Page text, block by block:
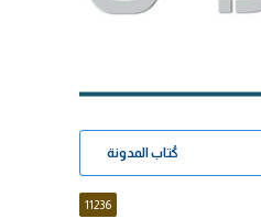
كُتاب المدونة
11236